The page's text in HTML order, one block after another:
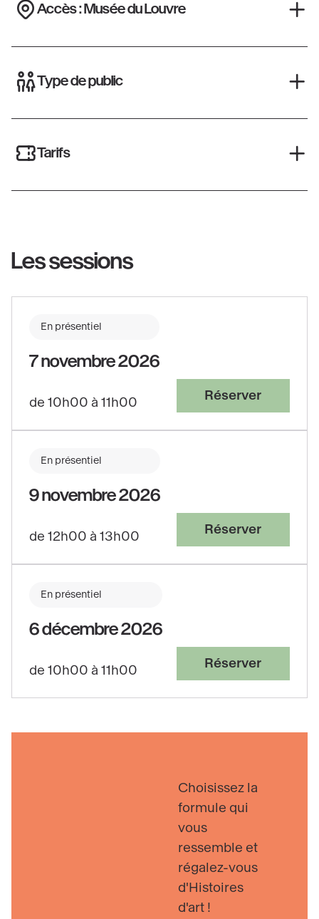
Accès : Musée du Louvre
Type de public
Tarifs
Les sessions
En présentiel
7 novembre 2026
de 10h00 à 11h00
Réserver
En présentiel
9 novembre 2026
de 12h00 à 13h00
Réserver
En présentiel
6 décembre 2026
de 10h00 à 11h00
Réserver
Choisissez la
formule qui
vous
ressemble et
régalez-vous
d'Histoires
d'art !